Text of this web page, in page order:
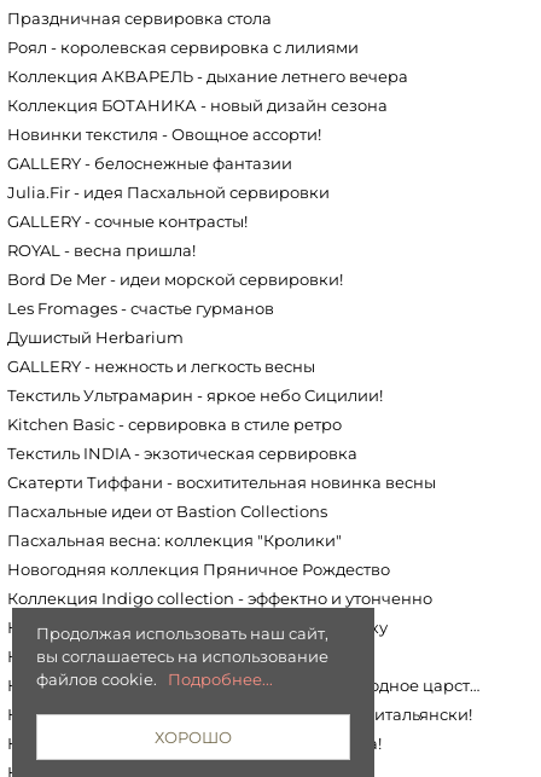
Праздничная сервировка стола
Роял - королевская сервировка с лилиями
Коллекция АКВАРЕЛЬ - дыхание летнего вечера
Коллекция БОТАНИКА - новый дизайн сезона
Новинки текстиля - Овощное ассорти!
GALLERY - белоснежные фантазии
Julia.Fir - идея Пасхальной сервировки
GALLERY - сочные контрасты!
ROYAL - весна пришла!
Bord De Mer - идеи морской сервировки!
Les Fromages - счастье гурманов
Душистый Herbarium
GALLERY - нежность и легкость весны
Текстиль Ультрамарин - яркое небо Сицилии!
Kitchen Basic - сервировка в стиле ретро
Текстиль INDIA - экзотическая сервировка
Скатерти Тиффани - восхитительная новинка весны
Пасхальные идеи от Bastion Сollections
Пасхальная весна: коллекция "Кролики"
Новогодняя коллекция Пряничное Рождество
Коллекция Indigo collection - эффектно и утонченно
Коллекция Ceylon - путешествие в Шри-Ланку
Коллекция Sea shore - морская классика
Коллекции Under The Sea / Sea friends - подводное царство
Коллекция Dolce Vita. Pantelleria - отпуск по-итальянски!
Коллекция Dolce Vita. Taormina - краски лета!
Кролик в цветах :)
Продолжая использовать наш сайт,
вы соглашаетесь на использование
файлов cookie.
Подробнее...
ХОРОШО